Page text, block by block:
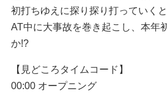
初打ちゆえに探り探り打っていく
AT中に大事故を巻き起こし、本年
か!?
【見どころタイムコード】
00:00 オープニング